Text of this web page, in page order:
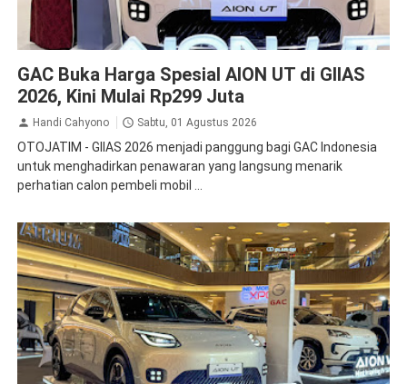
GAC Buka Harga Spesial AION UT di GIIAS
2026, Kini Mulai Rp299 Juta
Handi Cahyono Sabtu, 01 Agustus 2026
OTOJATIM - GIIAS 2026 menjadi panggung bagi GAC Indonesia
untuk menghadirkan penawaran yang langsung menarik
perhatian calon pembeli mobil ...